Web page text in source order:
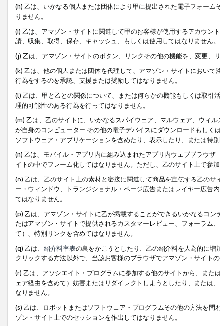
(h) 乙は、いかなる個人または団体により甲に提出された電子フォー
りません。
(i) 乙は、アマゾン・サイトに関連して甲のお客様が使用するアカウン
請、収集、取得、保存、キャッシュ、もしくは使用してはなりません。
(j) 乙は、アマゾン・サイトのボタン、リンクその他の機能を、変更、
(k) 乙は、他の個人または団体を代理して、アマゾン・サイトにおい
行為をするのを承認、支援または奨励してはなりません。
(l) 乙は、甲と乙との関係について、または何らかの機能もしくは取
理的可能性のある行為を行ってはなりません。
(m) 乙は、乙のサイトに、いかなるスパイウェア、マルウェア、ウィ
が自身のコンピューター その他の電子デバイスにダウンロードもし
ソフトウェア・アプリケーションを含めたり、表示したり、または特
(n) 乙は、モバイル・アプリ内に組み込まれたアプリ内ウェブブラウ
イトの中でフレーム化してはなりません。ただし、乙のサイト上で参
(o) 乙は、乙のサイト上の素材と密接に関連して商品を宣伝する乙の
ー・ウィンドウ、トランジショナル・ページ広告またはレイヤー広告
てはなりません。
(p) 乙は、アマゾン・サイトに乙が掲載することができるいかなるコ
たはアマゾン・サイトで提供されるカスタマーレビュー、フォーラム
て）、特別リンクを含めてはなりません。
(q) 乙は、 紹介料率表の裏をかこうとしたり、乙の紹介料を人為的に
クリックする方法以外で、当該お客様のブラウザでアマゾン・サイト
(r) 乙は、アソシエイト・プログラムに参加する他のサイトから、ま
ェア経由を含めて）妨害またはリダイレクトしようとしたり、または
なりません。
(s) 乙は、ロボットまたはソフトウェア・プログラムその他の方法を
ゾン・サイト上でのセッションを作出してはなりません。